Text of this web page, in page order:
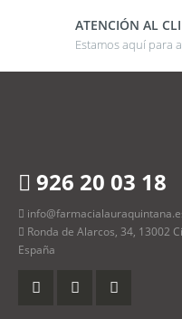
ATENCIÓN AL
Estamos aquí para
926 20 03 18
Ronda de Alarcos, 34, 13002
España